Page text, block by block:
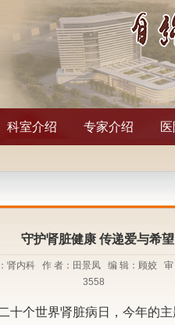
科室介绍 专家介绍
守护肾脏健康 传递爱与希望
肾内科 作 者：田景凤 编 辑：顾姣 审
3558
十个世界肾脏病日，今年的